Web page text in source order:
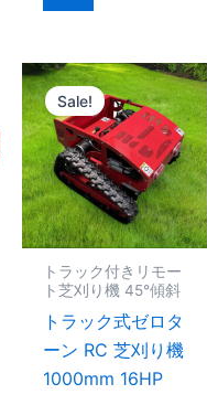
で
ま
す
が
り
ま
す。
オ
プ
シ
ョ
ン
は
商
品
ペ
Sale!
トラック付きリモー
ト芝刈り機 45°傾斜
トラック式ゼロタ
ーン RC 芝刈り機
1000mm 16HP
価
格
帯:
$2,700.00
–
$3,200.00
こ
の
商
品
に
は
複
数
バ
リ
エ